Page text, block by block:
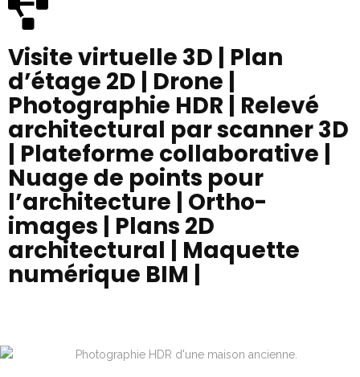
Visite virtuelle 3D | Plan
d’étage 2D | Drone |
Photographie HDR | Relevé
architectural par scanner 3D
| Plateforme collaborative |
Nuage de points pour
l’architecture | Ortho-
images | Plans 2D
architectural | Maquette
numérique BIM |